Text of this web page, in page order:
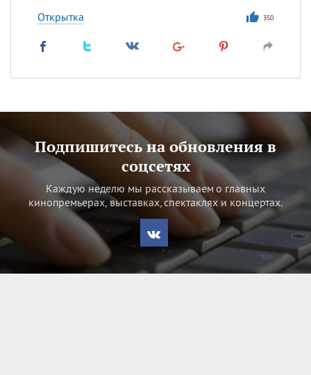
Открытка 350
Подпишитесь на обновления в
соцсетях
Каждую неделю мы рассказываем о главных
кинопремьерах, выставках, спектаклях и концертах.